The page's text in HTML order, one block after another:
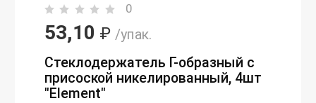
0
53,10 ₽ /упак.
Стеклодержатель Г-образный с
присоской никелированный, 4шт
"Element"